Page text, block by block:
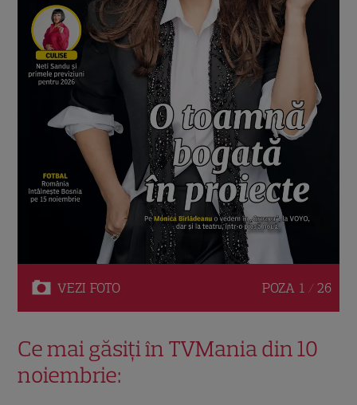
VEZI FOTO POZA 1 / 26
Ce mai găsiți în TVMania din 10
noiembrie: